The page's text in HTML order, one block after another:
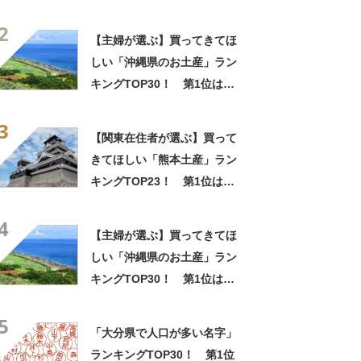
【主婦が選ぶ】買ってきてほ
しい「沖縄県のお土産」ラン
キングTOP30！ 第1位は
【関東在住者が選ぶ】買って
きてほしい「熊本土産」ラン
キングTOP23！ 第1位は
【主婦が選ぶ】買ってきてほ
しい「沖縄県のお土産」ラン
キングTOP30！ 第1位は
「大分県で人口が多い名字」
ランキングTOP30！ 第1位